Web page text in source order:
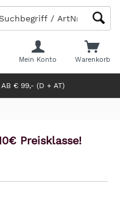
AB € 99,- (D + AT)
Warenkorb
Mein Konto
Preisklasse!